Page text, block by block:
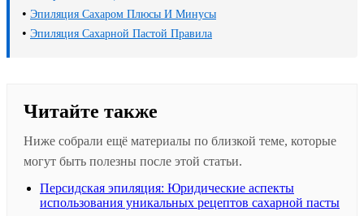
• Эпиляция Сахаром Плюсы И Минусы
• Эпиляция Сахарной Пастой Правила
Читайте также
Ниже собрали ещё материалы по близкой теме, которые
могут быть полезны после этой статьи.
Персидская эпиляция: Юридические аспекты
использования уникальных рецептов сахарной пасты